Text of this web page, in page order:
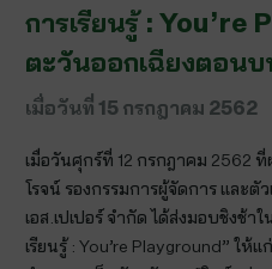
การเรียนรู้ :
ตะวันออกเฉียงตอน
เมื่อวันที่ 15 กรกฎาคม 2562
เมื่อวันศุกร์ที่ 12 กรกฎาคม 2562
โรจน์ รองกรรมการผู้จัดการ และตั
เอส.เปเปอร์ จำกัด ได้ส่งมอบชิงช้า
เรียนรู้ : You’re Playground” ให้แ